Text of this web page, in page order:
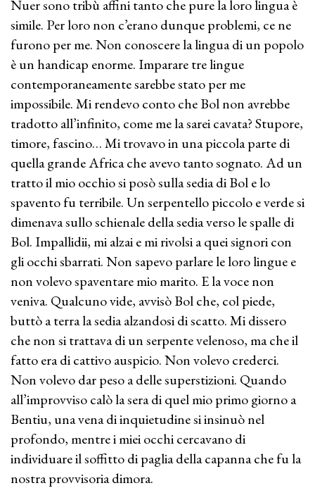
Nuer sono tribù affini tanto che pure la loro lingua è
simile. Per loro non c’erano dunque problemi, ce ne
furono per me. Non conoscere la lingua di un popolo
è un handicap enorme. Imparare tre lingue
contemporaneamente sarebbe stato per me
impossibile. Mi rendevo conto che Bol non avrebbe
tradotto all’infinito, come me la sarei cavata? Stupore,
timore, fascino… Mi trovavo in una piccola parte di
quella grande Africa che avevo tanto sognato. Ad un
tratto il mio occhio si posò sulla sedia di Bol e lo
spavento fu terribile. Un serpentello piccolo e verde si
dimenava sullo schienale della sedia verso le spalle di
Bol. Impallidii, mi alzai e mi rivolsi a quei signori con
gli occhi sbarrati. Non sapevo parlare le loro lingue e
non volevo spaventare mio marito. E la voce non
veniva. Qualcuno vide, avvisò Bol che, col piede,
buttò a terra la sedia alzandosi di scatto. Mi dissero
che non si trattava di un serpente velenoso, ma che il
fatto era di cattivo auspicio. Non volevo crederci.
Non volevo dar peso a delle superstizioni. Quando
all’improvviso calò la sera di quel mio primo giorno a
Bentiu, una vena di inquietudine si insinuò nel
profondo, mentre i miei occhi cercavano di
individuare il soffitto di paglia della capanna che fu la
nostra provvisoria dimora.